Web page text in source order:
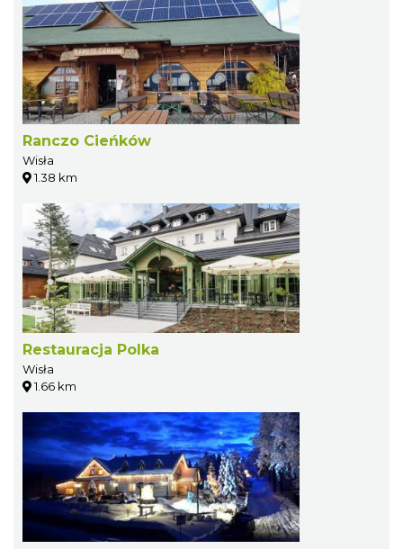
Ranczo Cieńków
Wisła
1.38 km
Restauracja Polka
Wisła
1.66 km